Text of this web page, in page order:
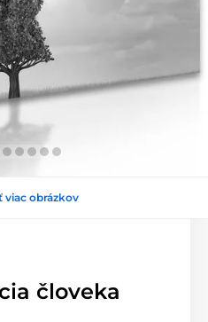
viac obrázkov
človeka